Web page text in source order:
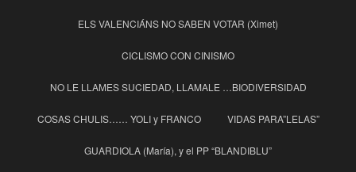
ELS VALENCIÁNS NO SABEN VOTAR (Ximet)
CICLISMO CON CINISMO
NO LE LLAMES SUCIEDAD, LLAMALE …BIODIVERSIDAD
COSAS CHULIS…… YOLI y FRANCO VIDAS PARA”LELAS”
GUARDIOLA (María), y el PP “BLANDIBLU”